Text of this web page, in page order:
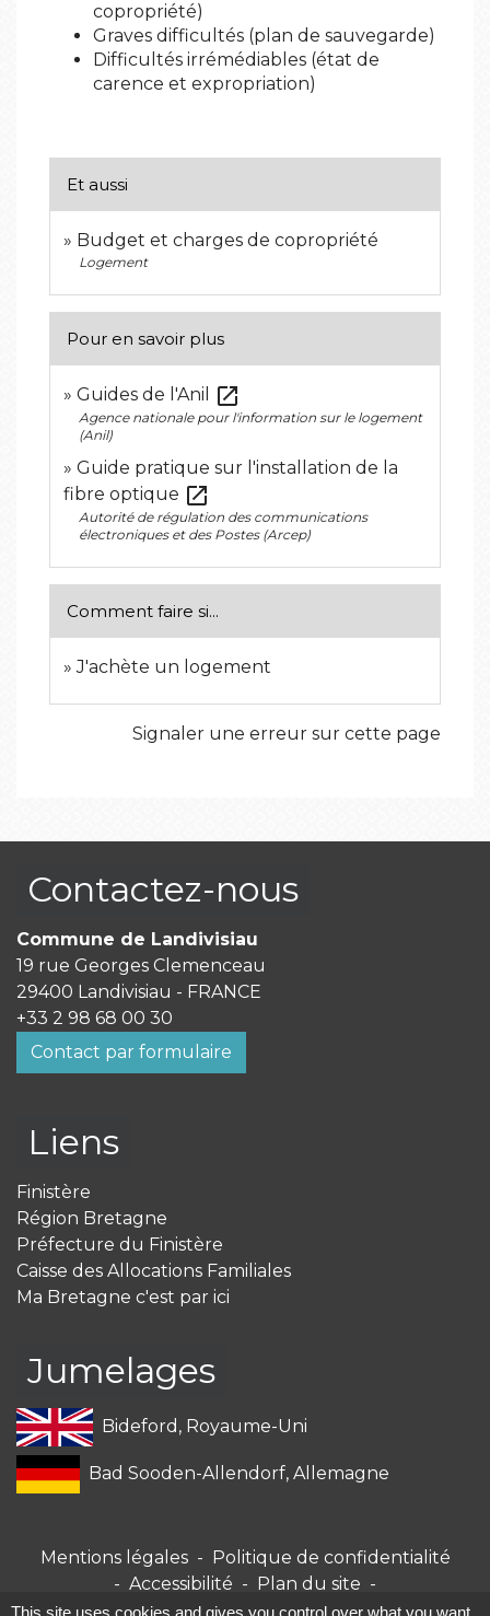
copropriété)
Graves difficultés (plan de sauvegarde)
Difficultés irrémédiables (état de
carence et expropriation)
Et aussi
Budget et charges de copropriété
Logement
Pour en savoir plus
Guides de l'Anil open_in_new
Agence nationale pour l'information sur le logement
(Anil)
Guide pratique sur l'installation de la
fibre optique open_in_new
Autorité de régulation des communications
électroniques et des Postes (Arcep)
Comment faire si...
J'achète un logement
Signaler une erreur sur cette page
Contactez-nous
Commune de Landivisiau
19 rue Georges Clemenceau
29400 Landivisiau - FRANCE
+33 2 98 68 00 30
Contact par formulaire
Liens
Finistère
Région Bretagne
Préfecture du Finistère
Caisse des Allocations Familiales
Ma Bretagne c'est par ici
Jumelages
Bideford, Royaume-Uni
Bad Sooden-Allendorf, Allemagne
Mentions légales - Politique de confidentialité
- Accessibilité - Plan du site -
Gestion des cookies
This site uses cookies and gives you control over what you want